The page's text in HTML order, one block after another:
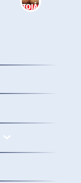
TOJÁS